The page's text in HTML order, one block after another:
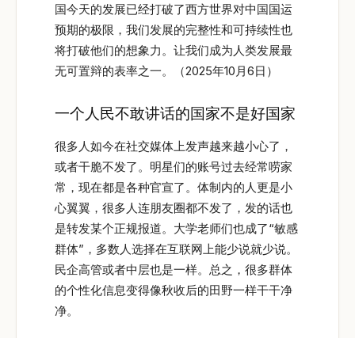
国今天的发展已经打破了西方世界对中国国运
预期的极限，我们发展的完整性和可持续性也
将打破他们的想象力。让我们成为人类发展最
无可置辩的表率之一。（2025年10月6日）
一个人民不敢讲话的国家不是好国家
很多人如今在社交媒体上发声越来越小心了，
或者干脆不发了。明星们的账号过去经常唠家
常，现在都是各种官宣了。体制内的人更是小
心翼翼，很多人连朋友圈都不发了，发的话也
是转发某个正规报道。大学老师们也成了“敏感
群体”，多数人选择在互联网上能少说就少说。
民企高管或者中层也是一样。总之，很多群体
的个性化信息变得像秋收后的田野一样干干净
净。